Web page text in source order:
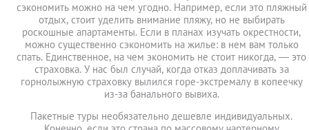
сэкономить можно на чем угодно. Например, если это пляжный
отдых, стоит уделить внимание пляжу, но не выбирать
роскошные апартаменты. Если в планах изучать окрестности,
можно существенно сэкономить на жилье: в нем вам только
спать. Единственное, на чем экономить не стоит никогда, — это
страховка. У нас был случай, когда отказ доплачивать за
горнолыжную страховку вылился горе-экстремалу в копеечку
из-за банального вывиха.
Пакетные туры необязательно дешевле индивидуальных.